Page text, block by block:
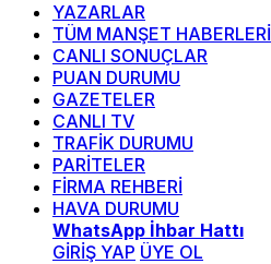
YAZARLAR
TÜM MANŞET HABERLERİ
CANLI SONUÇLAR
PUAN DURUMU
GAZETELER
CANLI TV
TRAFİK DURUMU
PARİTELER
FİRMA REHBERİ
HAVA DURUMU
WhatsApp İhbar Hattı
GİRİŞ YAP ÜYE OL